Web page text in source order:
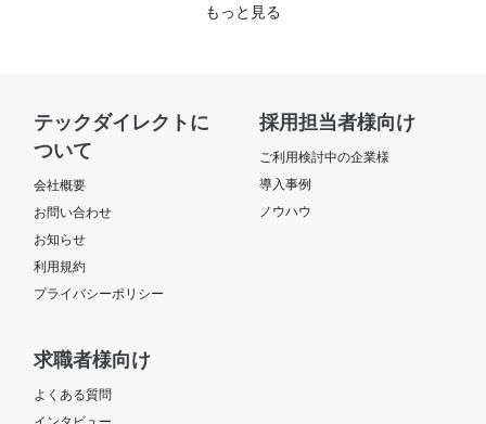
もっと見る
テックダイレクトに
ついて
会社概要
お問い合わせ
お知らせ
利用規約
プライバシーポリシー
採用担当者様向け
ご利用検討中の企業様
導入事例
ノウハウ
求職者様向け
よくある質問